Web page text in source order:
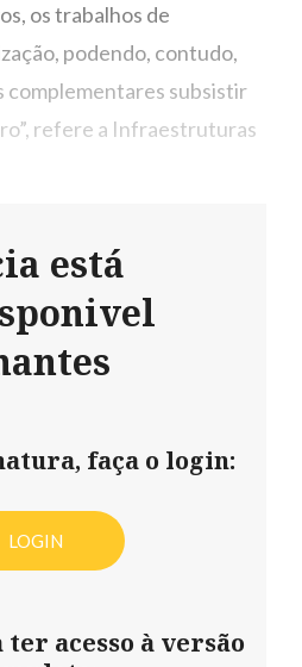
os trabalhos de
podendo, contudo,
complementares subsistir
refere a Infraestruturas
está
faça o login:
LOGIN
acesso à versão